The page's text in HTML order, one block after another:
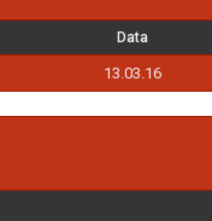
Data
13.03.16